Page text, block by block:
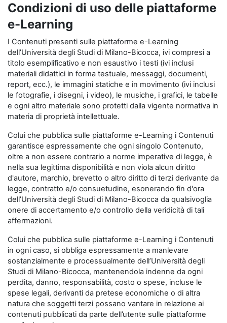
Condizioni di uso delle piattaforme
e-Learning
I Contenuti presenti sulle piattaforme e-Learning
dell’Università degli Studi di Milano-Bicocca, ivi compresi a
titolo esemplificativo e non esaustivo i testi (ivi inclusi
materiali didattici in forma testuale, messaggi, documenti,
report, ecc.), le immagini statiche e in movimento (ivi inclusi
le fotografie, i disegni, i video), le musiche, i grafici, le tabelle
e ogni altro materiale sono protetti dalla vigente normativa in
materia di proprietà intellettuale.
Colui che pubblica sulle piattaforme e-Learning i Contenuti
garantisce espressamente che ogni singolo Contenuto,
oltre a non essere contrario a norme imperative di legge, è
nella sua legittima disponibilità e non viola alcun diritto
d'autore, marchio, brevetto o altro diritto di terzi derivante da
legge, contratto e/o consuetudine, esonerando fin d'ora
dell’Università degli Studi di Milano-Bicocca da qualsivoglia
onere di accertamento e/o controllo della veridicità di tali
affermazioni.
Colui che pubblica sulle piattaforme e-Learning i Contenuti
in ogni caso, si obbliga espressamente a manlevare
sostanzialmente e processualmente dell’Università degli
Studi di Milano-Bicocca, mantenendola indenne da ogni
perdita, danno, responsabilità, costo o spese, incluse le
spese legali, derivanti da pretese economiche o di altra
natura che soggetti terzi possano vantare in relazione ai
contenuti pubblicati da parte dell’utente sulle piattaforme